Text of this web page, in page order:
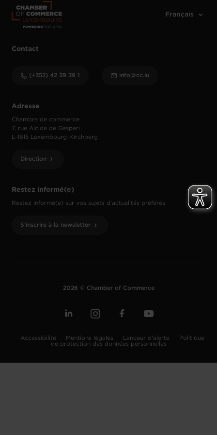
Restez informé(e)
Restez informé(e) sur vos sujets d’actualités préférés.
S'inscrire à la newsletter
Adresse
Chambre de commerce
7, rue Alcide de Gasperi
L-1615 Luxembourg-Kirchberg
Direction
Contact
(+352) 42 39 39 1 info@cc.lu
2026 © Chamber of Commerce
Accessibilité Mentions légales Lanceur d'alerte
Politique
de protection des données personnelles